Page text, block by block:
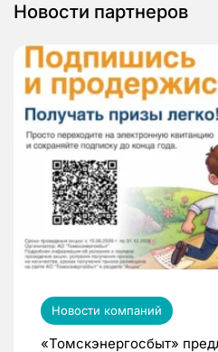
Новости партнеров
Новости компаний
«Томскэнергосбыт»